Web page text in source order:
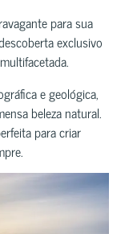
para sua
exclusivo
e geológica,
beleza natural.
para criar